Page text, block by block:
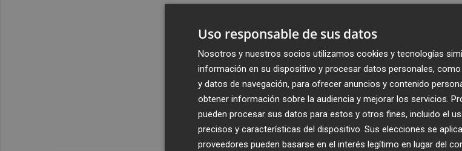
Uso responsable de sus datos
Nosotros y nuestros socios utilizamos cookies y tecnologías
información en su dispositivo y procesar datos personales,
y datos de navegación, para ofrecer anuncios y contenido
obtener información sobre la audiencia y mejorar los servicios.
pueden procesar sus datos para estos y otros fines, incluido el
precisos y características del dispositivo. Sus elecciones se
proveedores pueden basarse en el interés legítimo en lugar del